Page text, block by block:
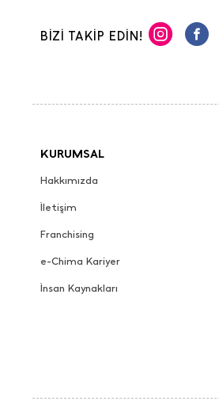
BİZİ TAKİP EDİN!
KURUMSAL
Hakkımızda
İletişim
Franchising
e-Chima Kariyer
İnsan Kaynakları